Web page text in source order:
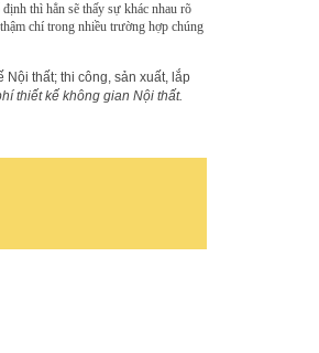
thì hẳn sẽ thấy sự khác nhau rõ
chí trong nhiều trường hợp chúng
thất; thi công, sản xuất, lắp
thiết kế không gian Nội thất.